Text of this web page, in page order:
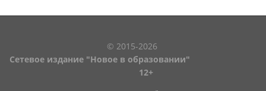
© 2015-2026
Сетевое издание "Новое в образовании"
12+